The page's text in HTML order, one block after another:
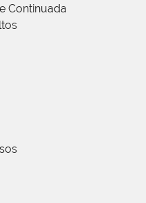
Continuada